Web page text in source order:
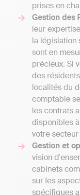
prises en
Gestion des
leur
la législation
sont en
précieux. Si
des
localités du
comptable
les contrats
disponibles
votre
Gestion et
vision
cabinets
sur les
spécifiques